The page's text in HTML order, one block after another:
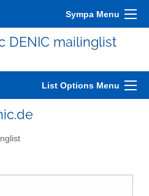
Sympa Menu
DENIC mailinglist
List Options Menu